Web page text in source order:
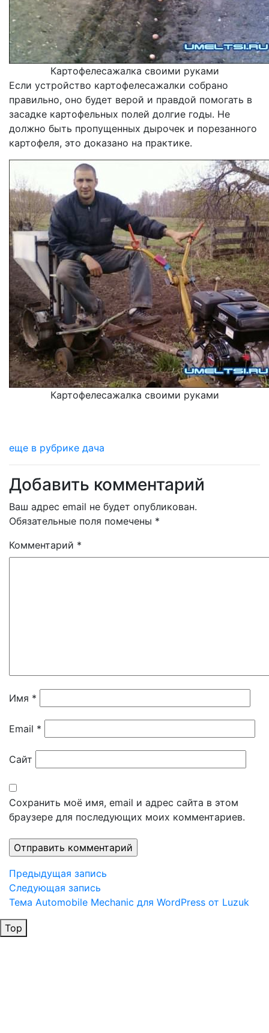
Картофелесажалка своими руками
Если устройство картофелесажалки собрано
правильно, оно будет верой и правдой помогать в
засадке картофельных полей долгие годы. Не
должно быть пропущенных дырочек и порезанного
картофеля, это доказано на практике.
Картофелесажалка своими руками
еще в рубрике дача
Добавить комментарий
Ваш адрес email не будет опубликован.
Обязательные поля помечены *
Комментарий *
Имя *
Email *
Сайт
Сохранить моё имя, email и адрес сайта в этом
браузере для последующих моих комментариев.
Навигация
по
записям
Предыдущая
запись
Предыдущая запись
Следующая
запись
Следующая запись
Тема Automobile Mechanic для WordPress от Luzuk
Top